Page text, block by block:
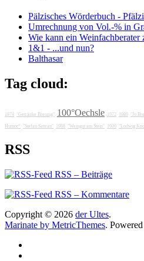
Pälzisches Wörderbuch -
Umrechnung von Vol.-% in
Wie kann ein Weinfachberater
1&1 - ...und nun?
Balthasar
Tag cloud:
1974 "Getränke Breunig" 100°Oechsle 1972 1989 "Jo
Humor“ "Stefan Sattran" 1988 "Weingut am Stein" 1606 "Ludwig
RSS
RSS – Beiträge
RSS – Kommentare
Copyright © 2026 der Ultes.
Marinate by MetricThemes.